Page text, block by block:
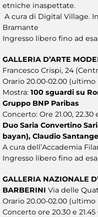
etniche inaspettate.
A cura di Digital Village.
Bramante
Ingresso libero fino ad
GALLERIA D’ARTE
Francesco Crispi, 24
Orario 20.00-02.00 (ultimo
Mostra: 100 sguardi su
Gruppo BNP Paribas
Concerto: Ore 21.00, 22.30
Duo Saria Convertino
bayan), Claudio
A cura dell’Accademia
Ingresso libero fino ad
GALLERIA NAZIONALE
BARBERINI Via delle
Orario 20.00-02.00 (ultimo
Concerto ore 20.30 e 21.45